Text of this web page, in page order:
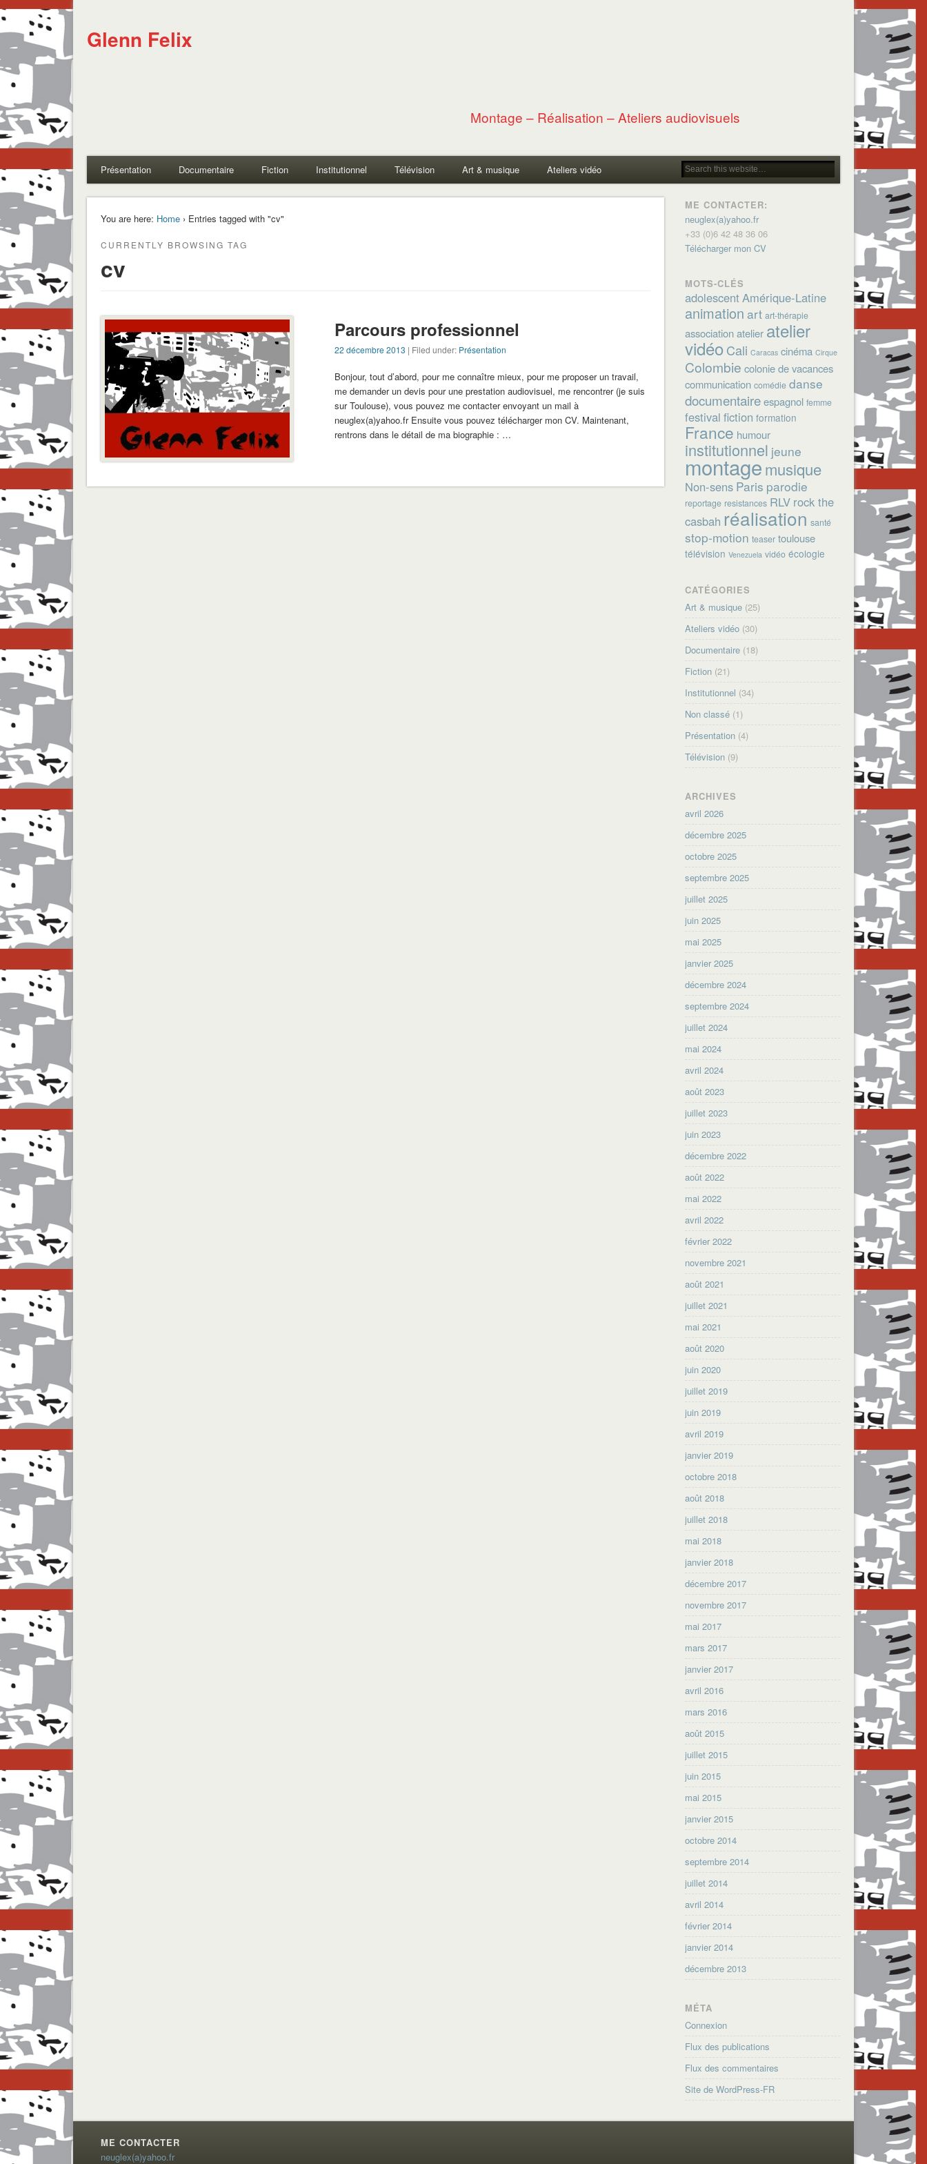
Glenn Felix
Montage – Réalisation – Ateliers audiovisuels
Présentation Documentaire Fiction Institutionnel Télévision Art & musique Ateliers vidéo
You are here: Home› Entries tagged with "cv"
CURRENTLY BROWSING TAG
cv
Parcours professionnel
22 décembre 2013 | Filed under: Présentation
Bonjour, tout d’abord, pour me connaître mieux, pour me proposer un travail,
me demander un devis pour une prestation audiovisuel, me rencontrer (je suis
sur Toulouse), vous pouvez me contacter envoyant un mail à
neuglex(a)yahoo.fr Ensuite vous pouvez télécharger mon CV. Maintenant,
rentrons dans le détail de ma biographie : …
ME CONTACTER:
neuglex(a)yahoo.fr
+33 (0)6 42 48 36 06
Télécharger mon CV
MOTS-CLÉS
adolescent Amérique-Latine
animation art art-thérapie
association atelier atelier
vidéoCali Caracas cinéma Cirque
Colombie colonie de vacances
communication comédie danse
documentaire espagnol femme
festival fiction formation
France humour
institutionnel jeune
montagemusique
Non-sens Paris parodie
reportage resistances RLV rock the
casbah réalisation santé
stop-motion teaser toulouse
télévision Venezuela vidéo écologie
CATÉGORIES
Art & musique (25)
Ateliers vidéo (30)
Documentaire (18)
Fiction (21)
Institutionnel (34)
Non classé (1)
Présentation (4)
Télévision (9)
ARCHIVES
avril 2026
décembre 2025
octobre 2025
septembre 2025
juillet 2025
juin 2025
mai 2025
janvier 2025
décembre 2024
septembre 2024
juillet 2024
mai 2024
avril 2024
août 2023
juillet 2023
juin 2023
décembre 2022
août 2022
mai 2022
avril 2022
février 2022
novembre 2021
août 2021
juillet 2021
mai 2021
août 2020
juin 2020
juillet 2019
juin 2019
avril 2019
janvier 2019
octobre 2018
août 2018
juillet 2018
mai 2018
janvier 2018
décembre 2017
novembre 2017
mai 2017
mars 2017
janvier 2017
avril 2016
mars 2016
août 2015
juillet 2015
juin 2015
mai 2015
janvier 2015
octobre 2014
septembre 2014
juillet 2014
avril 2014
février 2014
janvier 2014
décembre 2013
MÉTA
Connexion
Flux des publications
Flux des commentaires
Site de WordPress-FR
ME CONTACTER
neuglex(a)yahoo.fr